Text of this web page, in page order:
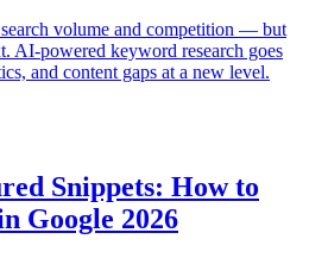
volume and competition — but
AI-powered keyword research goes
and content gaps at a new level.
Snippets: How to
Google 2026